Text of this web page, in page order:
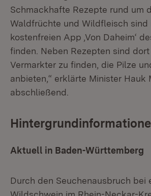
Schmackhafte Rezepte rund um
Waldfrüchte und Wildfleisch sind
kostenfreien App ‚Von Daheim‘
finden. Neben Rezepten sind
Vermarkter zu finden, die Pilze
anbieten,“ erklärte Minister Hauk
abschließend.
Aktuell in Baden-Württemberg
Durch den Seuchenausbruch bei